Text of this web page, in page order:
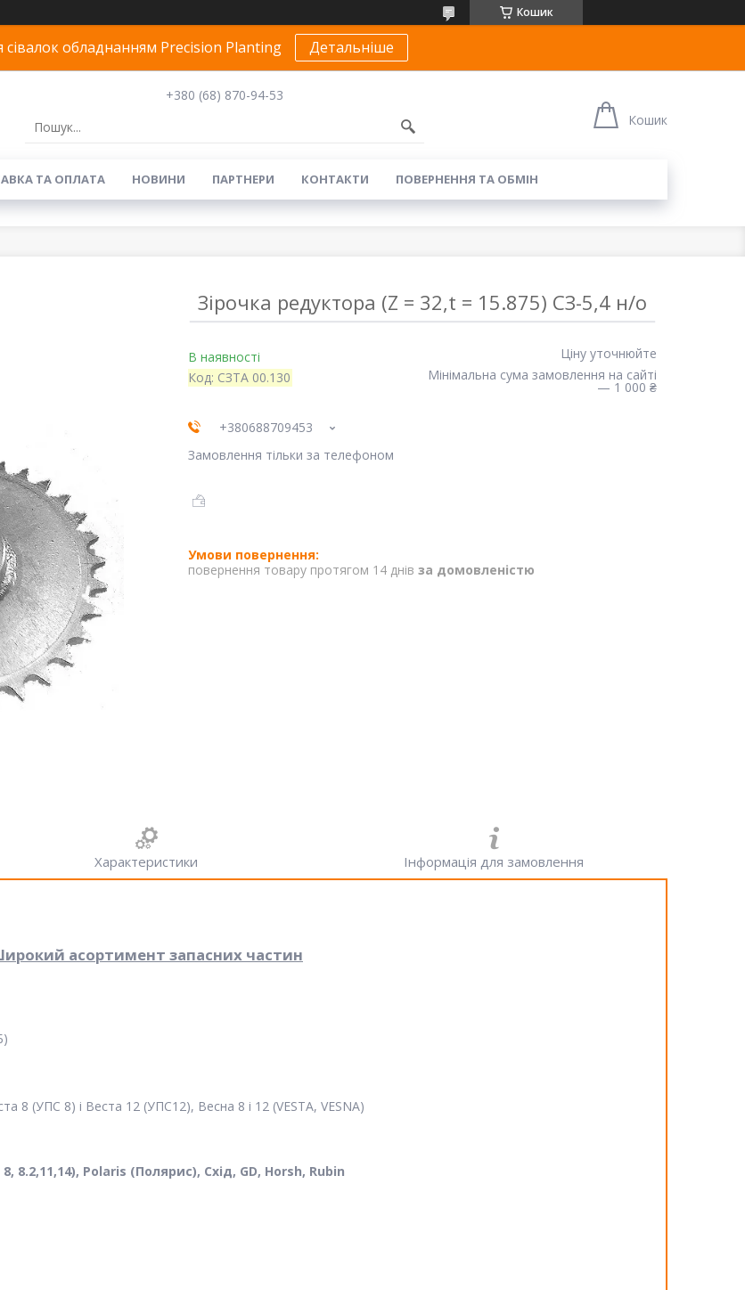
Кошик
обладнанням Precision Planting Детальніше
+380 (68) 870-94-53
Кошик
ТА ОПЛАТА НОВИНИ ПАРТНЕРИ КОНТАКТИ ПОВЕРНЕННЯ ТА ОБМІН
Зірочка редуктора (Z = 32,t = 15.875) СЗ-5,4 н/о
В наявності
Код: СЗТА 00.130
Ціну уточнюйте
Мінімальна сума замовлення на сайті
— 1 000 ₴
+380688709453
Замовлення тільки за телефоном
повернення товару протягом 14 днів за домовленістю
Характеристики Інформація для замовлення
асортимент запасних частин
8 (УПС 8) і Веста 12 (УПС12), Весна 8 і 12 (VESTA, VESNA)
8.2,11,14), Polaris (Полярис), Схід, GD, Horsh, Rubin